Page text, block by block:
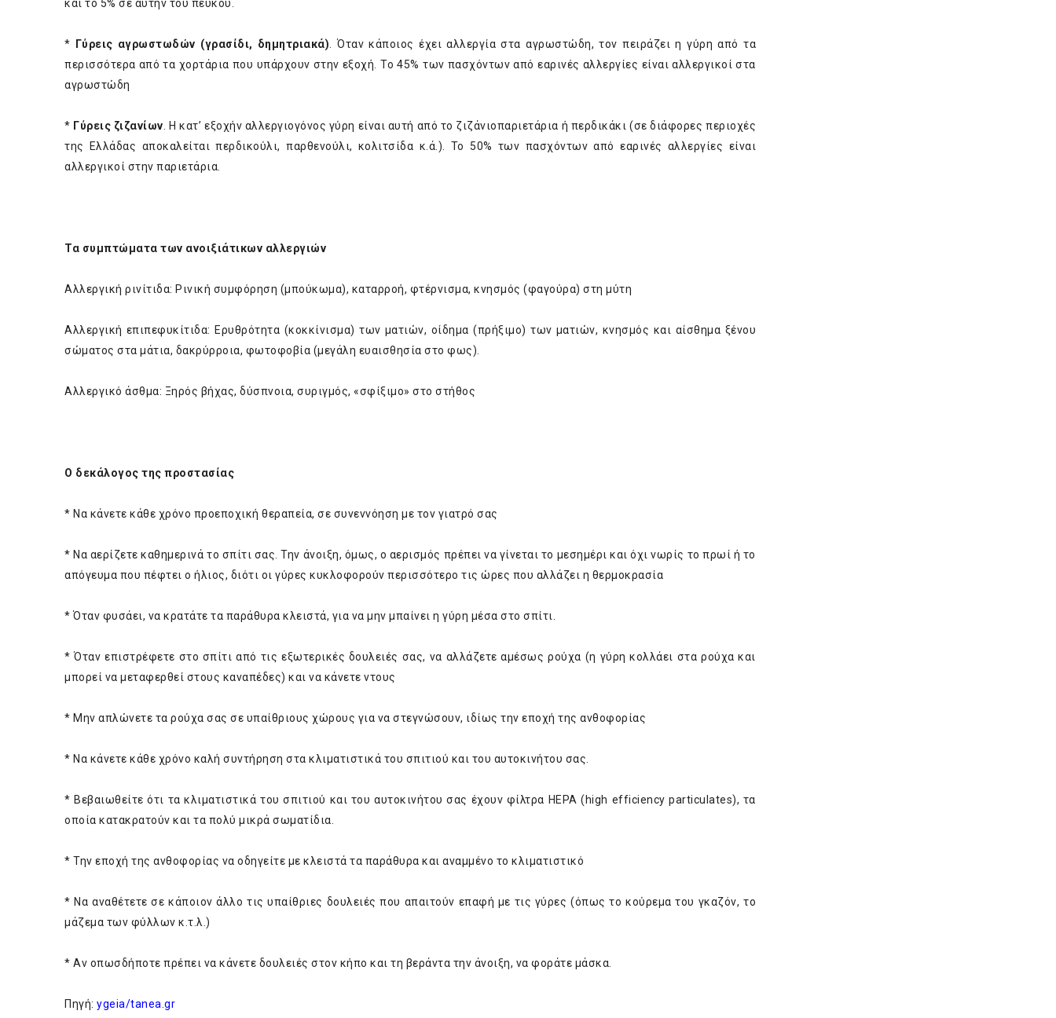
και το 5% σε αυτήν του πεύκου.
* Γύρεις αγρωστωδών (γρασίδι, δημητριακά) . Όταν κάποιος έχει αλλεργία στα αγρωστώδη, τον πειράζει η γύρη από τα
περισσότερα από τα χορτάρια που υπάρχουν στην εξοχή. Το 45% των πασχόντων από εαρινές αλλεργίες είναι αλλεργικοί στα
αγρωστώδη
* Γύρεις ζιζανίων . Η κατ’ εξοχήν αλλεργιογόνος γύρη είναι αυτή από το ζιζάνιοπαριετάρια ή περδικάκι (σε διάφορες περιοχές
της Ελλάδας αποκαλείται περδικούλι, παρθενούλι, κολιτσίδα κ.ά.). Το 50% των πασχόντων από εαρινές αλλεργίες είναι
αλλεργικοί στην παριετάρια.
Τα συμπτώματα των ανοιξιάτικων αλλεργιών
Αλλεργική ρινίτιδα: Ρινική συμφόρηση (μπούκωμα), καταρροή, φτέρνισμα, κνησμός (φαγούρα) στη μύτη
Αλλεργική επιπεφυκίτιδα: Ερυθρότητα (κοκκίνισμα) των ματιών, οίδημα (πρήξιμο) των ματιών, κνησμός και αίσθημα ξένου
σώματος στα μάτια, δακρύρροια, φωτοφοβία (μεγάλη ευαισθησία στο φως).
Αλλεργικό άσθμα: Ξηρός βήχας, δύσπνοια, συριγμός, «σφίξιμο» στο στήθος
Ο δεκάλογος της προστασίας
* Να κάνετε κάθε χρόνο προεποχική θεραπεία, σε συνεννόηση με τον γιατρό σας
* Να αερίζετε καθημερινά το σπίτι σας. Την άνοιξη, όμως, ο αερισμός πρέπει να γίνεται το μεσημέρι και όχι νωρίς το πρωί ή το
απόγευμα που πέφτει ο ήλιος, διότι οι γύρες κυκλοφορούν περισσότερο τις ώρες που αλλάζει η θερμοκρασία
* Όταν φυσάει, να κρατάτε τα παράθυρα κλειστά, για να μην μπαίνει η γύρη μέσα στο σπίτι.
* Όταν επιστρέφετε στο σπίτι από τις εξωτερικές δουλειές σας, να αλλάζετε αμέσως ρούχα (η γύρη κολλάει στα ρούχα και
μπορεί να μεταφερθεί στους καναπέδες) και να κάνετε ντους
* Μην απλώνετε τα ρούχα σας σε υπαίθριους χώρους για να στεγνώσουν, ιδίως την εποχή της ανθοφορίας
* Να κάνετε κάθε χρόνο καλή συντήρηση στα κλιματιστικά του σπιτιού και του αυτοκινήτου σας.
* Βεβαιωθείτε ότι τα κλιματιστικά του σπιτιού και του αυτοκινήτου σας έχουν φίλτρα HEPA (high efficiency particulates), τα
οποία κατακρατούν και τα πολύ μικρά σωματίδια.
* Την εποχή της ανθοφορίας να οδηγείτε με κλειστά τα παράθυρα και αναμμένο το κλιματιστικό
* Να αναθέτετε σε κάποιον άλλο τις υπαίθριες δουλειές που απαιτούν επαφή με τις γύρες (όπως το κούρεμα του γκαζόν, το
μάζεμα των φύλλων κ.τ.λ.)
* Αν οπωσδήποτε πρέπει να κάνετε δουλειές στον κήπο και τη βεράντα την άνοιξη, να φοράτε μάσκα.
Πηγή: ygeia/tanea.gr